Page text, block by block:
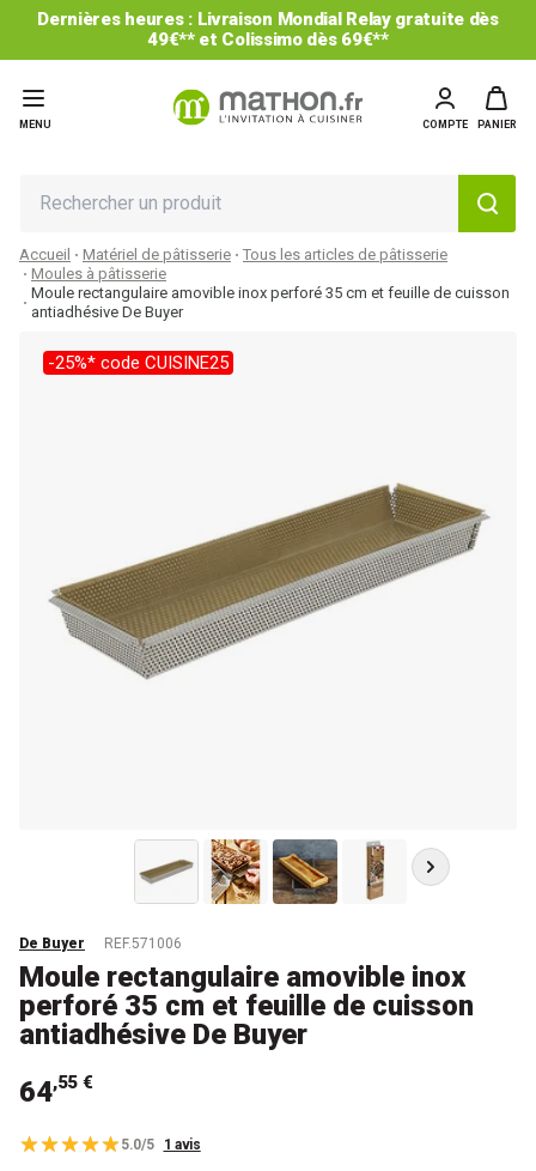
Dernières heures : Livraison Mondial Relay gratuite dès
49€** et Colissimo dès 69€**
MENU COMPTE PANIER
Accueil Matériel de pâtisserie
Tous les articles de pâtisserie
Moules à pâtisserie
Moule rectangulaire amovible inox perforé 35 cm et feuille de cuisson
antiadhésive De Buyer
-25%* code CUISINE25
De Buyer REF.571006
Moule rectangulaire amovible inox
perforé 35 cm et feuille de cuisson
antiadhésive De Buyer
64,55 €
5.0/5 1 avis